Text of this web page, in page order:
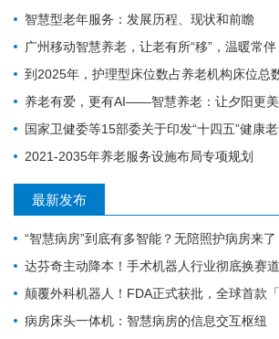
智慧型老年服务：发展历程、现状和前瞻
广州移动智慧养老，让老有所“移”，温暖常伴
到2025年，护理型床位数占养老机构床位总
养老有爱，更有AI——智慧养老：让夕阳更
国家卫健委等15部委关于印发“十四五”健康老龄化规
2021-2035年养老服务设施布局专项规划
最新发布
“智慧病房”到底有多智能？无陪照护病房来了
达芬奇主动降本！手术机器人行业彻底换赛道，国产替代
颠覆外科机器人！FDA正式获批，全球首款「三模合一」手术
病房床头一体机：智慧病房的信息交互枢纽